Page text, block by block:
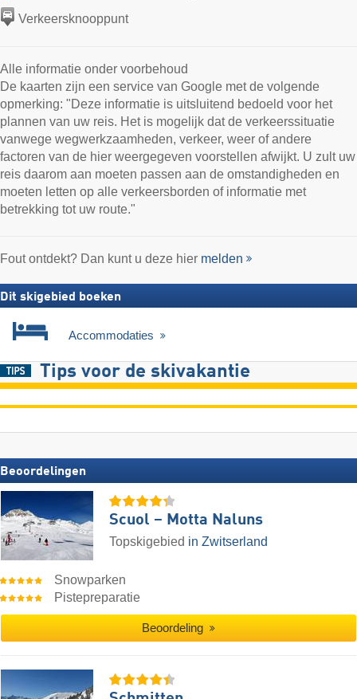
Verkeersknooppunt
Alle informatie onder voorbehoud
De kaarten zijn een service van Google met de volgende
opmerking: "Deze informatie is uitsluitend bedoeld voor het
plannen van uw reis. Het is mogelijk dat de verkeerssituatie
vanwege wegwerkzaamheden, verkeer, weer of andere
factoren van de hier weergegeven voorstellen afwijkt. U zult uw
reis daarom aan moeten passen aan de omstandigheden en
moeten letten op alle verkeersborden of informatie met
betrekking tot uw route."
Fout ontdekt? Dan kunt u deze hier melden
Dit skigebied boeken
Accommodaties
Tips voor de skivakantie
Beoordelingen
Scuol – Motta Naluns
Topskigebied in Zwitserland
Snowparken
Pistepreparatie
Beoordeling